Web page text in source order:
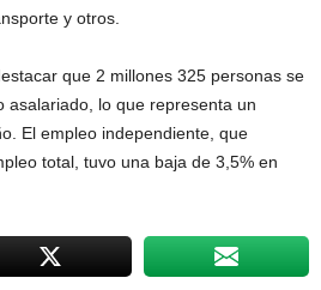
y otros.
que 2 millones 325 personas se
asalariado, lo que representa un
El empleo independiente, que
total, tuvo una baja de 3,5% en